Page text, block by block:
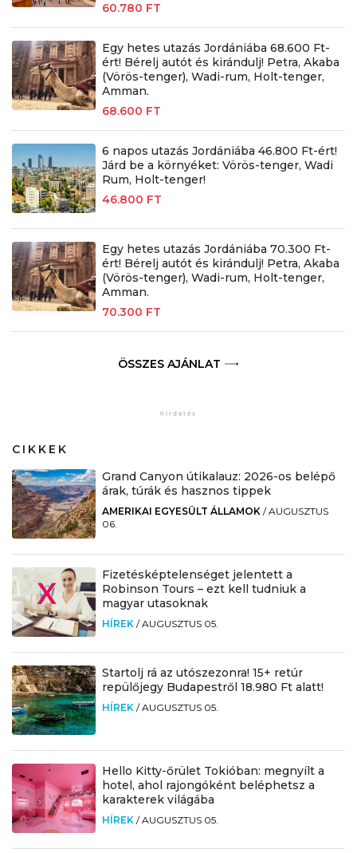
60.780 FT
Egy hetes utazás Jordániába 68.600 Ft-
ért! Bérelj autót és kirándulj! Petra, Akaba
(Vörös-tenger), Wadi-rum, Holt-tenger,
Amman.
68.600 FT
6 napos utazás Jordániába 46.800 Ft-ért!
Járd be a környéket: Vörös-tenger, Wadi
Rum, Holt-tenger!
46.800 FT
Egy hetes utazás Jordániába 70.300 Ft-
ért! Bérelj autót és kirándulj! Petra, Akaba
(Vörös-tenger), Wadi-rum, Holt-tenger,
Amman.
70.300 FT
ÖSSZES AJÁNLAT
CIKKEK
Grand Canyon útikalauz: 2026-os belépő
árak, túrák és hasznos tippek
AMERIKAI EGYESÜLT ÁLLAMOK /AUGUSZTUS
06.
Fizetésképtelenséget jelentett a
Robinson Tours – ezt kell tudniuk a
magyar utasoknak
HÍREK /AUGUSZTUS 05.
Startolj rá az utószezonra! 15+ retúr
repülőjegy Budapestről 18.980 Ft alatt!
HÍREK /AUGUSZTUS 05.
Hello Kitty-őrület Tokióban: megnyílt a
hotel, ahol rajongóként beléphetsz a
karakterek világába
HÍREK /AUGUSZTUS 05.